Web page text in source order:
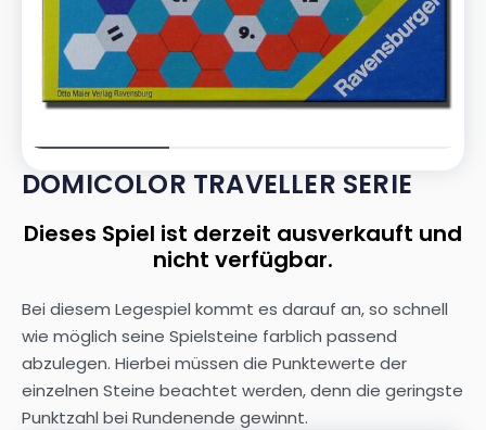
DOMICOLOR TRAVELLER SERIE
Dieses Spiel ist derzeit ausverkauft und
nicht verfügbar.
Bei diesem Legespiel kommt es darauf an, so schnell
wie möglich seine Spielsteine farblich passend
abzulegen. Hierbei müssen die Punktewerte der
einzelnen Steine beachtet werden, denn die geringste
Punktzahl bei Rundenende gewinnt.